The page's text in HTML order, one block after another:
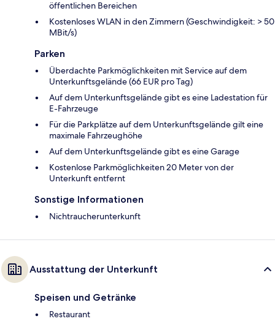
öffentlichen Bereichen
Kostenloses WLAN in den Zimmern (Geschwindigkeit: > 50
MBit/s)
Parken
Überdachte Parkmöglichkeiten mit Service auf dem
Unterkunftsgelände (66 EUR pro Tag)
Auf dem Unterkunftsgelände gibt es eine Ladestation für
E-Fahrzeuge
Für die Parkplätze auf dem Unterkunftsgelände gilt eine
maximale Fahrzeughöhe
Auf dem Unterkunftsgelände gibt es eine Garage
Kostenlose Parkmöglichkeiten 20 Meter von der
Unterkunft entfernt
Sonstige Informationen
Nichtraucherunterkunft
Ausstattung der Unterkunft
Speisen und Getränke
Restaurant